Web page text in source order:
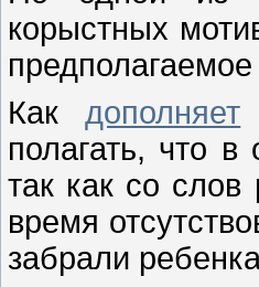
корыстных
Какдополняет
полагать, что
так как со
время
забрали